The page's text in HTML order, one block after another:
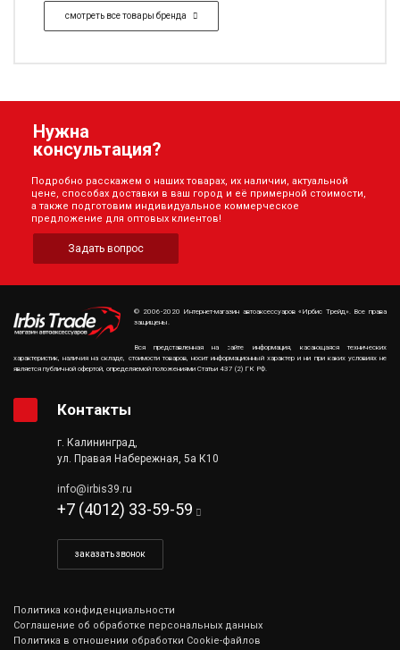
смотреть все товары бренда
Нужна
консультация?
Подробно расскажем о наших товарах, их наличии, актуальной
цене, способах доставки в ваш город и её примерной стоимости,
а также подготовим индивидуальное коммерческое
предложение для оптовых клиентов!
Задать вопрос
© 2006-2020 Интернет-магазин автоаксессуаров «Ирбис Трейд». Все права
защищены.
Вся представленная на сайте информация, касающаяся технических
характеристик, наличия на складе, стоимости товаров, носит информационный характер и ни при каких условиях не
является публичной офертой, определяемой положениями Статьи 437 (2) ГК РФ.
Контакты
г. Калининград,
ул. Правая Набережная, 5а К10
info@irbis39.ru
+7 (4012) 33-59-59
заказать звонок
Политика конфиденциальности
Соглашение об обработке персональных данных
Политика в отношении обработки Cookie-файлов